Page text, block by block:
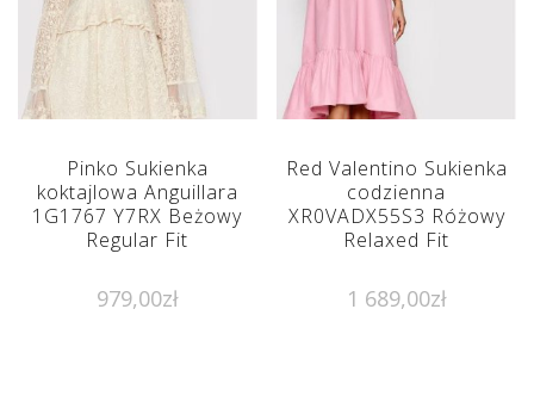
Pinko Sukienka
koktajlowa Anguillara
1G1767 Y7RX Beżowy
Regular Fit
979,00zł
Red Valentino Sukienka
codzienna
XR0VADX55S3 Różowy
Relaxed Fit
1 689,00zł